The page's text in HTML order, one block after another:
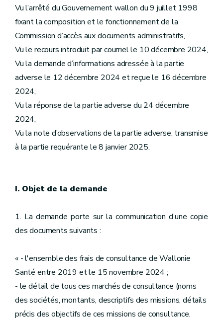
Vu l’arrêté du Gouvernement wallon du 9 juillet 1998
fixant la composition et le fonctionnement de la
Commission d’accès aux documents administratifs,
Vu le recours introduit par courriel le 10 décembre 2024,
Vu la demande d’informations adressée à la partie
adverse le 12 décembre 2024 et reçue le 16 décembre
2024,
Vu la réponse de la partie adverse du 24 décembre
2024,
Vu la note d’observations de la partie adverse, transmise
à la partie requérante le 8 janvier 2025.
I. Objet de la demande
1. La demande porte sur la communication d’une copie
des documents suivants :
« - l'ensemble des frais de consultance de Wallonie
Santé entre 2019 et le 15 novembre 2024 ;
- le détail de tous ces marchés de consultance (noms
des sociétés, montants, descriptifs des missions, détails
précis des objectifs de ces missions de consultance,